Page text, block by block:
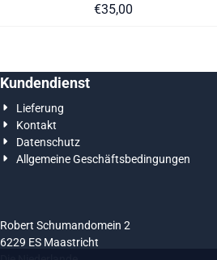
Preis auf Anfrage
€35,00
Kundendienst
Lieferung
Kontakt
Datenschutz
Allgemeine Geschäftsbedingungen
Robert Schumandomein 2
6229 ES Maastricht